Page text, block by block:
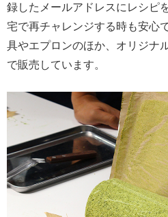
録したメールアドレスにレシピ
宅で再チャレンジする時も安心
具やエプロンのほか、オリジナ
で販売しています。